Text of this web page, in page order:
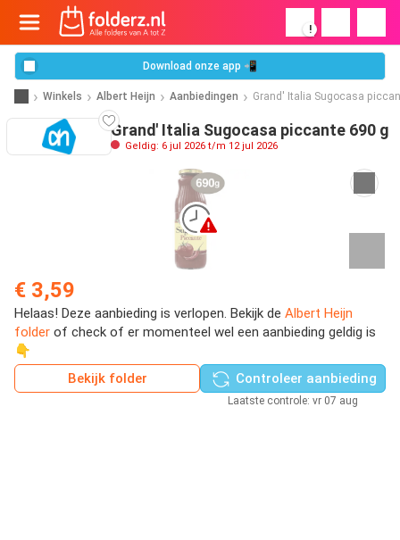
!
Download onze app 📲
Winkels Albert Heijn Aanbiedingen Grand' Italia Sugocasa
Grand' Italia Sugocasa piccante 690 g
Geldig: 6 jul 2026 t/m 12 jul 2026
€ 3,59
Helaas! Deze aanbieding is verlopen. Bekijk de Albert Heijn
folder of check of er momenteel wel een aanbieding geldig is
👇
Bekijk folder
Controleer aanbieding
Laatste controle: vr 07 aug